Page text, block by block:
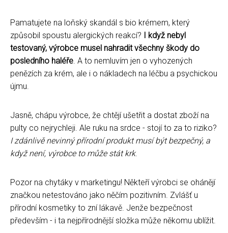
Pamatujete na loňský skandál s bio krémem, který
způsobil spoustu alergických reakcí? I když nebyl
testovaný, výrobce musel nahradit všechny škody do
posledního haléře. A to nemluvím jen o vyhozených
penězích za krém, ale i o nákladech na léčbu a psychickou
újmu.
Jasně, chápu výrobce, že chtějí ušetřit a dostat zboží na
pulty co nejrychleji. Ale ruku na srdce - stojí to za to riziko?
I zdánlivě nevinný přírodní produkt musí být bezpečný, a
když není, výrobce to může stát krk.
Pozor na chytáky v marketingu! Někteří výrobci se ohánějí
značkou netestováno jako něčím pozitivním. Zvlášť u
přírodní kosmetiky to zní lákavě. Jenže bezpečnost
především - i ta nejpřírodnější složka může někomu ublížit.